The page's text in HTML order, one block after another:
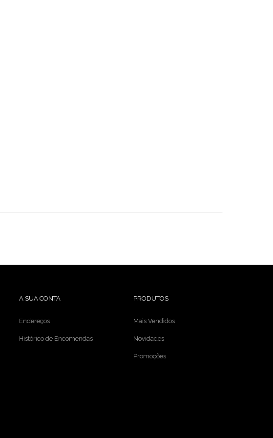
A SUA CONTA
Endereços
Histórico de Encomendas
PRODUTOS
Mais Vendidos
Novidades
Promoções